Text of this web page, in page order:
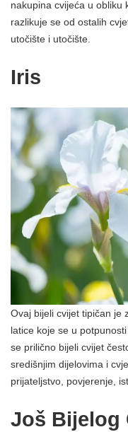
nakupina cvijeća u obliku
razlikuje se od ostalih
utočište i utočište.
Iris
Ovaj bijeli cvijet tipičan je
latice koje se u
se prilično bijeli cvijet
središnjim dijelovima i
prijateljstvo, povjerenje,
Još Bijelog